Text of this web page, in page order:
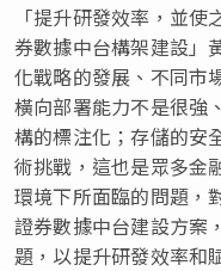
「提升研發效率，並
券數據中台構架建設」
化戰略的發展、不同市
橫向部署能力不是很強
構的標注化；存儲的安
術挑戰，這也是眾多金
環境下所面臨的問題，
證券數據中台建設方案
題，以提升研發效率和